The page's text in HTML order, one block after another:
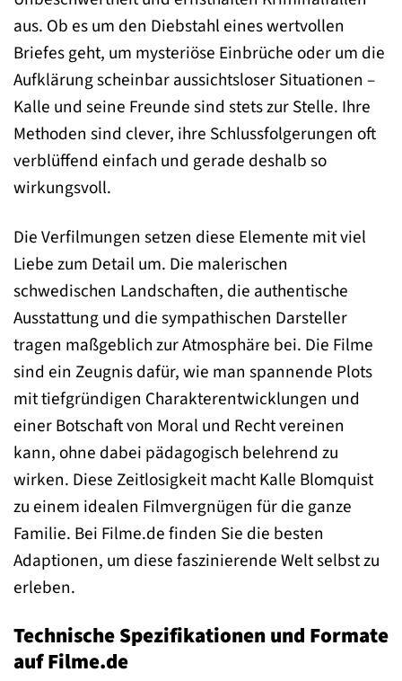
aus. Ob es um den Diebstahl eines wertvollen
Briefes geht, um mysteriöse Einbrüche oder um die
Aufklärung scheinbar aussichtsloser Situationen –
Kalle und seine Freunde sind stets zur Stelle. Ihre
Methoden sind clever, ihre Schlussfolgerungen oft
verblüffend einfach und gerade deshalb so
wirkungsvoll.
Die Verfilmungen setzen diese Elemente mit viel
Liebe zum Detail um. Die malerischen
schwedischen Landschaften, die authentische
Ausstattung und die sympathischen Darsteller
tragen maßgeblich zur Atmosphäre bei. Die Filme
sind ein Zeugnis dafür, wie man spannende Plots
mit tiefgründigen Charakterentwicklungen und
einer Botschaft von Moral und Recht vereinen
kann, ohne dabei pädagogisch belehrend zu
wirken. Diese Zeitlosigkeit macht Kalle Blomquist
zu einem idealen Filmvergnügen für die ganze
Familie. Bei Filme.de finden Sie die besten
Adaptionen, um diese faszinierende Welt selbst zu
erleben.
Technische Spezifikationen und Formate
auf Filme.de